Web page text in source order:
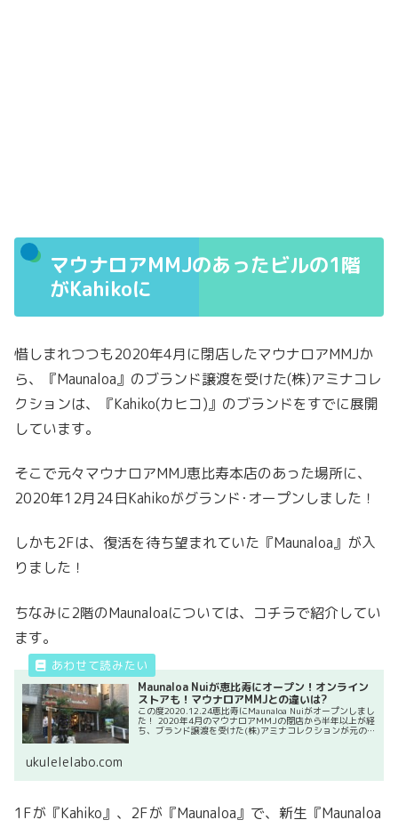
マウナロアMMJのあったビルの1階
がKahikoに
惜しまれつつも2020年4月に閉店したマウナロアMMJか
ら、『Maunaloa』のブランド譲渡を受けた(株)アミナコレ
クションは、『Kahiko(カヒコ)』のブランドをすでに展開
しています。
そこで元々マウナロアMMJ恵比寿本店のあった場所に、
2020年12月24日Kahikoがグランド･オープンしました！
しかも2Fは、復活を待ち望まれていた『Maunaloa』が入
りました！
ちなみに2階のMaunaloaについては、コチラで紹介してい
ます。
Maunaloa Nuiが恵比寿にオープン！オンライン
ストアも！マウナロアMMJとの違いは?
この度2020.12.24恵比寿にMaunaloa Nuiがオープンしまし
た！ 2020年4月のマウナロアMMJの閉店から半年以上が経
ち、ブランド譲渡を受けた(株)アミナコレクションが元の
店舗があった場所に、｢マウナロアヌイ｣としてオープン...
ukulelelabo.com
1Fが『Kahiko』、2Fが『Maunaloa』で、新生『Maunaloa